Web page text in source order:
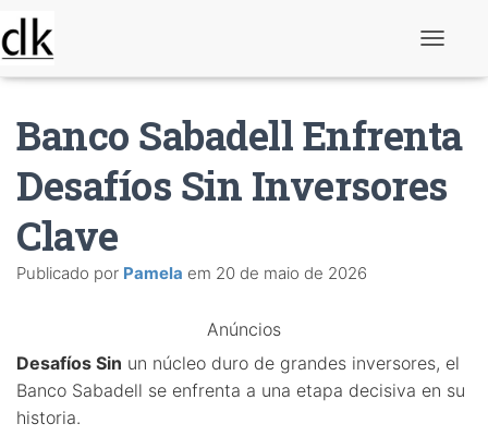
r
n
r
n
Banco Sabadell Enfrenta
Desafíos Sin Inversores
Clave
Publicado por Pamela em 20 de maio de 2026
Anúncios
Desafíos Sin un núcleo duro de grandes inversores, el
Banco Sabadell se enfrenta a una etapa decisiva en su
historia.